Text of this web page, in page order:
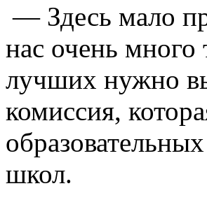
— Здесь мало
нас очень много
лучших нужно
комиссия,
школ.